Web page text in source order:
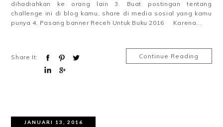
dihadiahkan ke orang lain 3. Buat postingan tentang
challenge ini di blog kamu, share di media sosial yang kamu
punya 4. Pasang banner Receh Untuk Buku 2016 Karena...
Share It: Continue Reading
JANUARI 13, 2016